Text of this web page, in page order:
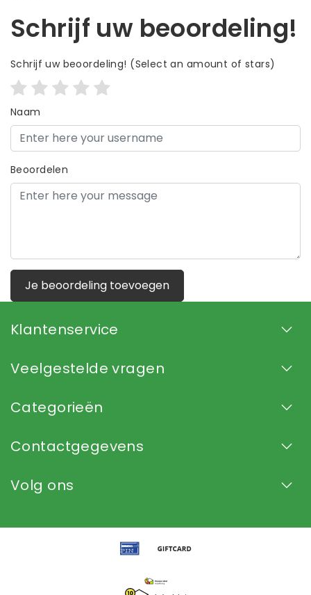
Schrijf uw beoordeling!
Schrijf uw beoordeling! (Select an amount of stars)
Naam
Beoordelen
Je beoordeling toevoegen
Klantenservice
Veelgestelde vragen
Categorieën
Contactgegevens
Volg ons